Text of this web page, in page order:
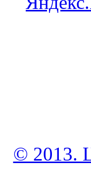
© 2013.